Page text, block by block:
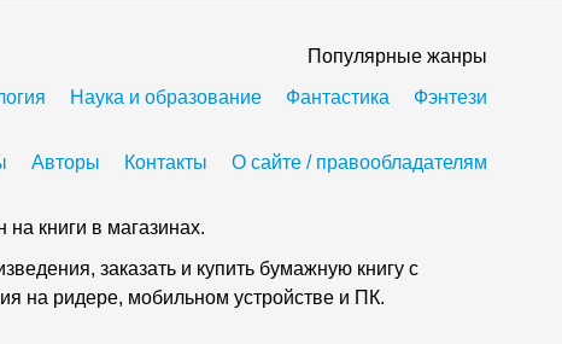
Популярные жанры
Наука и образование Фантастика Фэнтези
Авторы Контакты О сайте / правообладателям
книги в магазинах.
заказать и купить бумажную книгу с
на ридере, мобильном устройстве и ПК.